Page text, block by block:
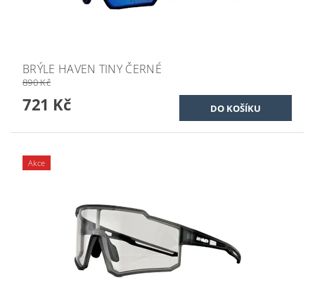
BRÝLE HAVEN TINY ČERNÉ
890 Kč
721 Kč
Akce